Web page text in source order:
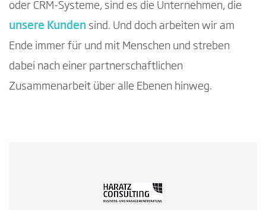
oder CRM-Systeme, sind es die Unternehmen, die
unsere Kunden sind. Und doch arbeiten wir am
Ende immer für und mit Menschen und streben
dabei nach einer partnerschaftlichen
Zusammenarbeit über alle Ebenen hinweg.